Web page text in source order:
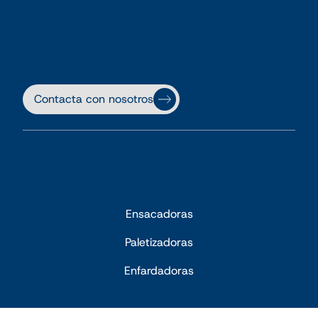
Contacta con nosotros
Ensacadoras
Paletizadoras
Enfardadoras